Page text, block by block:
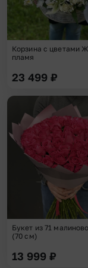
Корзина с цветами
пламя
23 499 ₽
Букет из 71
(70 см)
13 999 ₽